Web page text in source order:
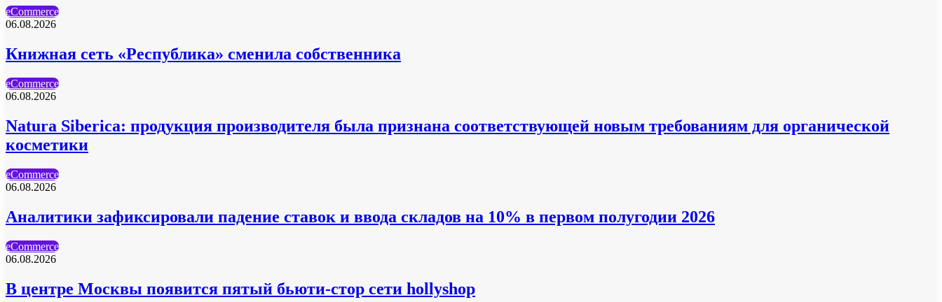
eCommerce
06.08.2026
Книжная сеть «Республика» сменила собственника
eCommerce
06.08.2026
Natura Siberica: продукция производителя была признана соответствующей новым требованиям для органической
косметики
eCommerce
06.08.2026
Аналитики зафиксировали падение ставок и ввода складов на 10% в первом полугодии 2026
eCommerce
06.08.2026
В центре Москвы появится пятый бьюти-стор сети hollyshop